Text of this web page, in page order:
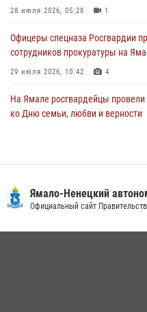
28 июля 2026, 05:28 1
Офицеры спецназа Росгвардии
сотрудников прокуратуры на
29 июля 2026, 10:42 4
На Ямале росгвардейцы
ко Дню семьи, любви и верности
«Каникулы с Росгвардией»
Ямало-Ненецкий
Официальный сайт